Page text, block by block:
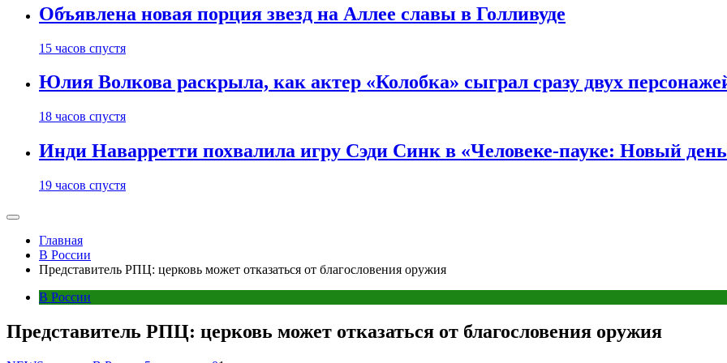
Объявлена новая порция звезд на Аллее славы в Голливуде
15 часов спустя
Юлия Волкова раскрыла, как актер «Колобка» сыграл сразу двух
18 часов спустя
Инди Наварретти похвалила игру Сэди Синк в «Человеке-пауке: Новый
19 часов спустя
Главная
В России
Представитель РПЦ: церковь может отказаться от благословения оружия
В России
Представитель РПЦ: церковь может отказаться от благословения оружия